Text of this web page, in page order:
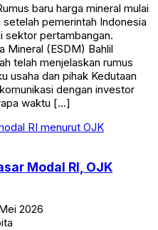
baru harga mineral mulai
pemerintah Indonesia
sektor pertambangan.
Mineral (ESDM) Bahlil
telah menjelaskan rumus
usaha dan pihak Kedutaan
dengan investor
waktu […]
Modal RI, OJK
2026